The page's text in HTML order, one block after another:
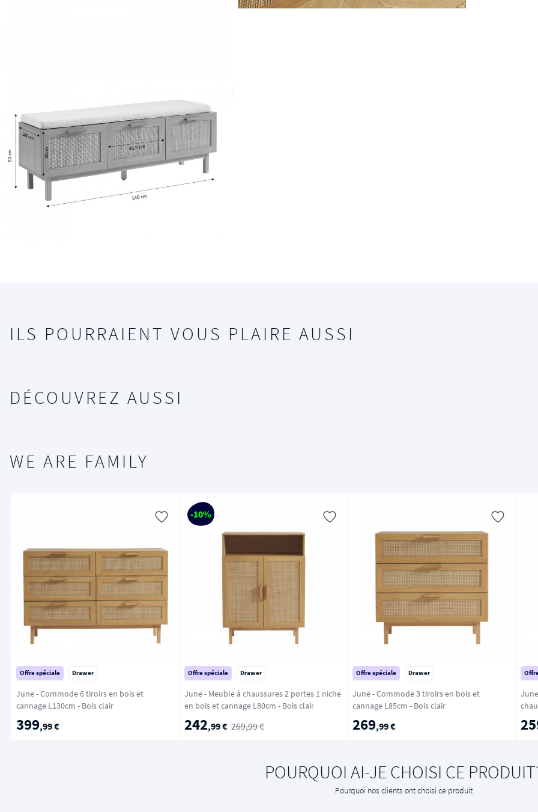
ILS POURRAIENT VOUS PLAIRE AUSSI
DÉCOUVREZ AUSSI
WE ARE FAMILY
Offre spéciale Drawer
June - Commode 6 tiroirs en bois et
cannage L130cm - Bois clair
399,99 €
-10%
Offre spéciale Drawer
June - Meuble à chaussures 2 portes 1 niche
en bois et cannage L80cm - Bois clair
242,99 € 269,99 €
Offre spéciale Drawer
June - Commode 3 tiroirs en bois et
cannage L85cm - Bois clair
269,99 €
POURQUOI AI-JE CHOISI CE
Pourquoi nos clients ont choisi ce produit